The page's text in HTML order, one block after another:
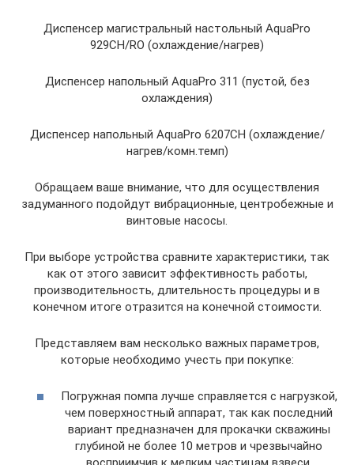
Диспенсер магистральный настольный AquaPro
929CH/RO (охлаждение/нагрев)
Диспенсер напольный AquaPro 311 (пустой, без
охлаждения)
Диспенсер напольный AquaPro 6207CH (охлаждение/
нагрев/комн.темп)
Обращаем ваше внимание, что для осуществления
задуманного подойдут вибрационные, центробежные и
винтовые насосы.
При выборе устройства сравните характеристики, так
как от этого зависит эффективность работы,
производительность, длительность процедуры и в
конечном итоге отразится на конечной стоимости.
Представляем вам несколько важных параметров,
которые необходимо учесть при покупке:
Погружная помпа лучше справляется с нагрузкой,
чем поверхностный аппарат, так как последний
вариант предназначен для прокачки скважины
глубиной не более 10 метров и чрезвычайно